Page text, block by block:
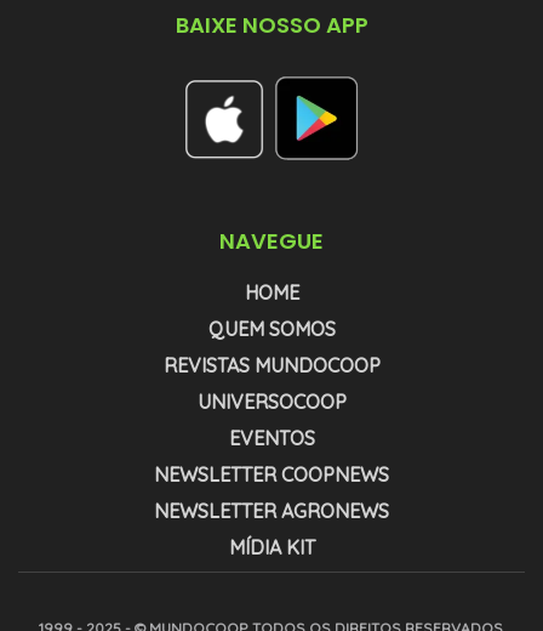
BAIXE NOSSO APP
NAVEGUE
HOME
QUEM SOMOS
REVISTAS MUNDOCOOP
UNIVERSOCOOP
EVENTOS
NEWSLETTER COOPNEWS
NEWSLETTER AGRONEWS
MÍDIA KIT